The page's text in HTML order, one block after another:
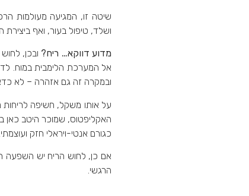
שיטה זו, המגיעה מעולמות
ושלד, טיפול בעור, ואף ביצירת
מדוע דווקא… ריח? ובכן,
אל המערכת הלימבית במוח.
ובמקרה זה גם אזהרה – לא כדאי לאכול אוכל מקולקל
על אותו משקל, חשיפה לריחות
האקליפטוס, שמוכר היטב כאן
כגורם אנטי-ויראלי חזק ועוצמתי.
אם כן, לחוש הריח יש השפעה
הרגשי.